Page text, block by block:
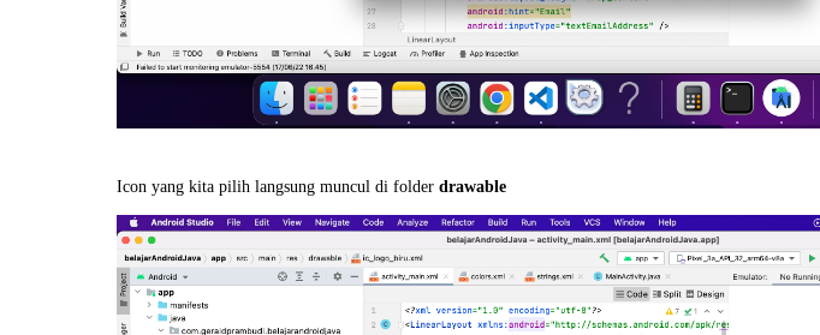
Icon yang kita pilih langsung muncul di folder drawable